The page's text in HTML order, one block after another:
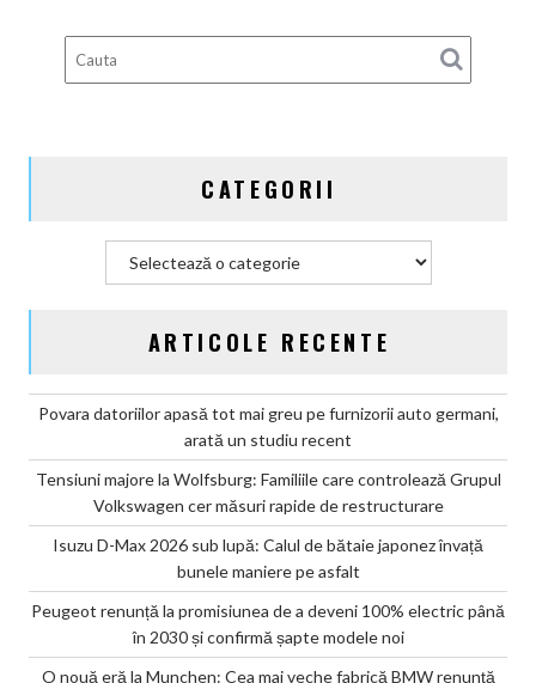
electric
până
modele
CATEGORII
ARTICOLE RECENTE
Povara datoriilor apasă tot mai greu pe furnizorii auto germani,
arată un studiu recent
Tensiuni majore la Wolfsburg: Familiile care controlează Grupul
Volkswagen cer măsuri rapide de restructurare
Isuzu D-Max 2026 sub lupă: Calul de bătaie japonez învață
bunele maniere pe asfalt
Peugeot renunță la promisiunea de a deveni 100% electric până
în 2030 și confirmă șapte modele noi
O nouă eră la Munchen: Cea mai veche fabrică BMW renunță